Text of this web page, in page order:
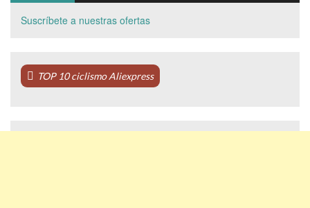
Suscríbete a nuestras ofertas
TOP 10 ciclismo Aliexpress